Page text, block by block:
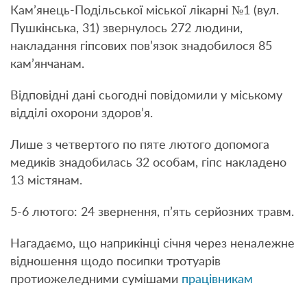
Кам’янець-Подільської міської лікарні №1 (вул.
Пушкінська, 31) звернулось 272 людини,
накладання гіпсових пов’язок знадобилося 85
кам’янчанам.
Відповідні дані сьогодні повідомили у міському
відділі охорони здоров’я.
Лише з четвертого по пяте лютого допомога
медиків знадобилась 32 особам, гіпс накладено
13 містянам.
5-6 лютого: 24 звернення, п’ять серйозних травм.
Нагадаємо, що наприкінці січня через неналежне
відношення щодо посипки тротуарів
протиожеледними сумішами працівникам